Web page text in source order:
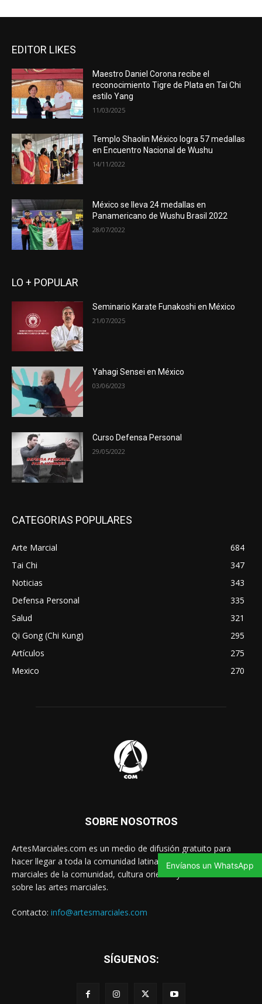
EDITOR LIKES
Maestro Daniel Corona recibe el
reconocimiento Tigre de Plata en Tai Chi
estilo Yang
11/03/2025
Templo Shaolin México logra 57 medallas
en Encuentro Nacional de Wushu
14/11/2022
México se lleva 24 medallas en
Panamericano de Wushu Brasil 2022
28/07/2022
LO + POPULAR
Seminario Karate Funakoshi en México
21/07/2025
Yahagi Sensei en México
03/06/2023
Curso Defensa Personal
29/05/2022
CATEGORIAS POPULARES
Arte Marcial
684
Tai Chi
347
Noticias
343
Defensa Personal
335
Salud
321
Qi Gong (Chi Kung)
295
Artículos
275
Mexico
270
SOBRE NOSOTROS
ArtesMarciales.com es un medio de difusión gratuito para
hacer llegar a toda la comunidad latina las noticias de artes
marciales de la comunidad, cultura oriental y contenido valioso
sobre las artes marciales.
Contacto: info@artesmarciales.com
SÍGUENOS:
Envíanos un WhatsApp